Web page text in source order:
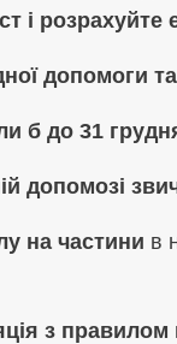
і розрахуйте
допомоги
б до 31
допомозі
на частини в
з правилом